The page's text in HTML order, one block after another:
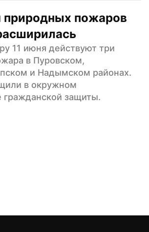
природных пожаров
11 июня действуют три
в Пуровском,
и Надымском районах.
в окружном
гражданской защиты.